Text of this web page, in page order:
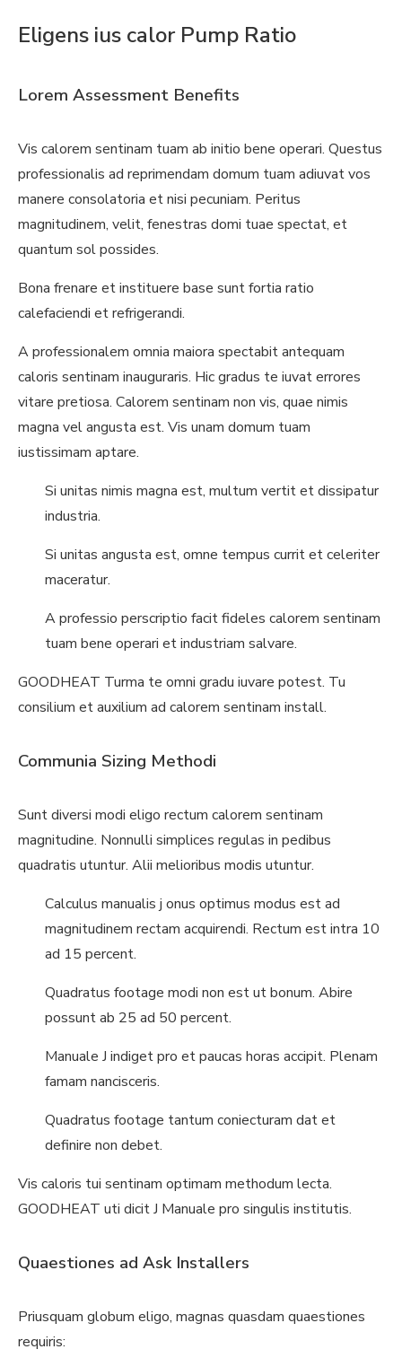
Eligens ius calor Pump Ratio
Lorem Assessment Benefits
Vis calorem sentinam tuam ab initio bene operari. Questus
professionalis ad reprimendam domum tuam adiuvat vos
manere consolatoria et nisi pecuniam. Peritus
magnitudinem, velit, fenestras domi tuae spectat, et
quantum sol possides.
Bona frenare et instituere base sunt fortia ratio
calefaciendi et refrigerandi.
A professionalem omnia maiora spectabit antequam
caloris sentinam inauguraris. Hic gradus te iuvat errores
vitare pretiosa. Calorem sentinam non vis, quae nimis
magna vel angusta est. Vis unam domum tuam
iustissimam aptare.
Si unitas nimis magna est, multum vertit et dissipatur
industria.
Si unitas angusta est, omne tempus currit et celeriter
maceratur.
A professio perscriptio facit fideles calorem sentinam
tuam bene operari et industriam salvare.
GOODHEAT Turma te omni gradu iuvare potest. Tu
consilium et auxilium ad calorem sentinam install.
Communia Sizing Methodi
Sunt diversi modi eligo rectum calorem sentinam
magnitudine. Nonnulli simplices regulas in pedibus
quadratis utuntur. Alii melioribus modis utuntur.
Calculus manualis j onus optimus modus est ad
magnitudinem rectam acquirendi. Rectum est intra 10
ad 15 percent.
Quadratus footage modi non est ut bonum. Abire
possunt ab 25 ad 50 percent.
Manuale J indiget pro et paucas horas accipit. Plenam
famam nancisceris.
Quadratus footage tantum coniecturam dat et
definire non debet.
Vis caloris tui sentinam optimam methodum lecta.
GOODHEAT uti dicit J Manuale pro singulis institutis.
Quaestiones ad Ask Installers
Priusquam globum eligo, magnas quasdam quaestiones
requiris: